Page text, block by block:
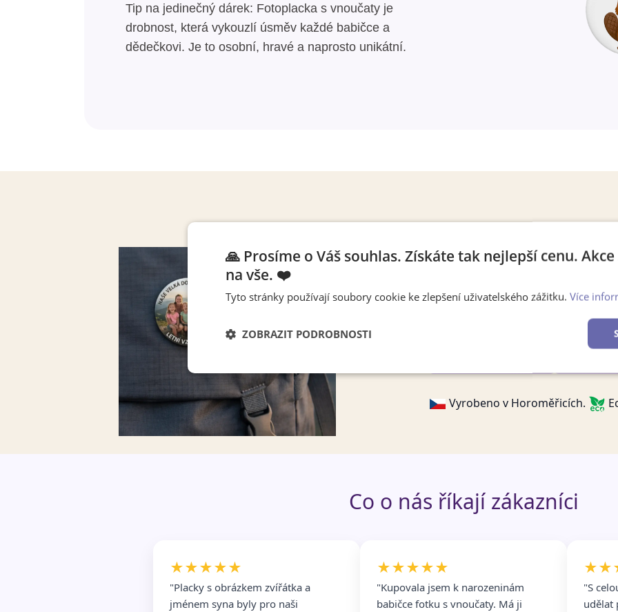
Tip na jedinečný dárek: Fotoplacka s vnoučaty je
drobnost, která vykouzlí úsměv každé babičce a
dědečkovi. Je to osobní, hravé a naprosto unikátní.
Vzpomínka,
Proměňte nejoblíbenější
momentku svého čtyřnohého
Vyrobeno v Horoměřicích.
Co o nás říkají zákazníci
★★★★★
"Placky s obrázkem zvířátka a
jménem syna byly pro naši
★★★★★
"Kupovala jsem k narozeninám
babičce fotku s vnoučaty. Má ji
"S
udělat
🙏 Prosíme o Váš souhlas. Získáte tak nejlepší cenu.
na vše. ❤️
Tyto stránky používají soubory cookie ke zlepšení uživatelského zážitku. Více
ZOBRAZIT PODROBNOSTI
Nezbytně nutné
soubory
Výkonové
Soubory cílení Funkční soubory